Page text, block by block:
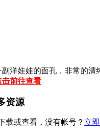
洋娃娃的面孔，非常的
击前往查看
资源
载或查看，没有帐号？ 立